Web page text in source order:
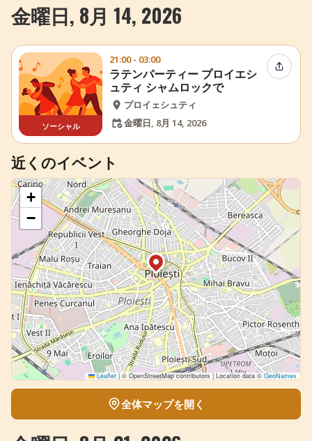
金曜日, 8月 14, 2026
ソーシャル
21:00 - 03:00
ラテンパーティー プロイエシ
ュティ シャムロックで
プロイェシュティ
金曜日, 8月 14, 2026
イベン
近くのイベント
+
−
Leaflet | © OpenStreetMap contributors | Location data ©GeoNames
全体マップを開く